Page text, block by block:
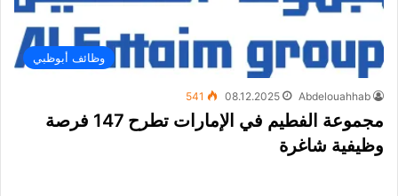
وظائف أبوظبي
Abdelouahhab
08.12.2025
541
مجموعة الفطيم في الإمارات تطرح 147 فرصة
وظيفية شاغرة